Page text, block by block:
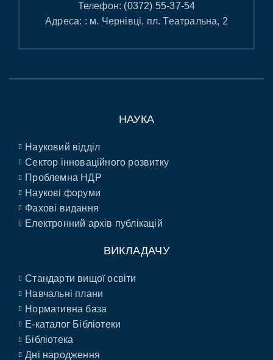
Телефон: (0372) 55-37-54
Адреса: : м. Чернівці, пл. Театральна, 2
НАУКА
Науковий відділ
Сектор інноваційного розвитку
Проблемна НДР
Наукові форуми
Фахові видання
Електронний архів публікацій
ВИКЛАДАЧУ
Стандарти вищої освіти
Навчальні плани
Нормативна база
E-каталог Бібліотеки
Бібліотека
Дні народження